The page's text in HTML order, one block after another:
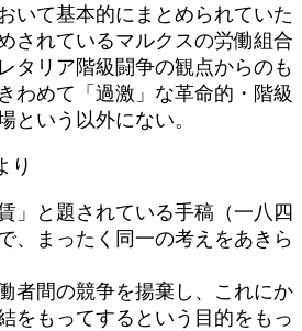
いて基本的にまとめられていた
されているマルクスの労働組合
タリア階級闘争の観点からのも
わめて「過激」な革命的・階級
という以外にない。
り
」と題されている手稿（一八四
、まったく同一の考えをあきら
者間の競争を揚棄し、これにか
をもってするという目的をもっ